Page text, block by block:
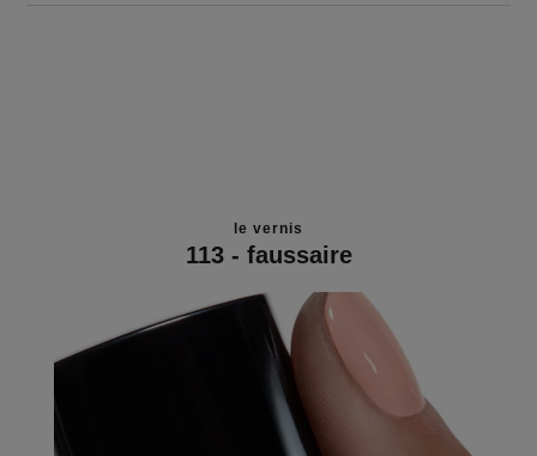
le vernis
113 - faussaire